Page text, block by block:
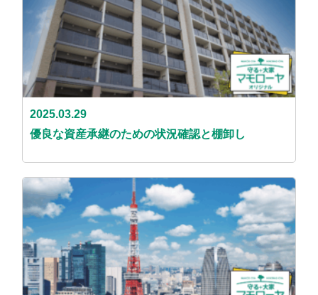
2025.03.29
優良な資産承継のための状況確認と棚卸し